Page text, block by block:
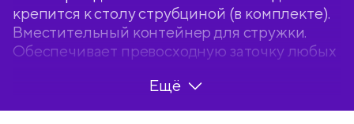
крепится к столу струбциной (в комплекте).
Вместительный контейнер для стружки.
Обеспечивает превосходную заточку любых
индивидуальная прозрачная ПВХ-коробка.
Ещё